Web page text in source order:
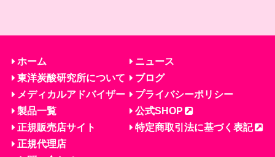
ホーム
東洋炭酸研究所について
メディカルアドバイザー
製品一覧
正規販売店サイト
正規代理店
ニュース
ブログ
プライバシーポリシー
公式SHOP
特定商取引法に基づく表記